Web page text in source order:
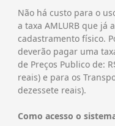
Não há custo para o
a taxa AMLURB que já
cadastramento físico.
deverão pagar uma
de Preços Publico de:
reais) e para os
dezessete reais).
Como acesso o sistema